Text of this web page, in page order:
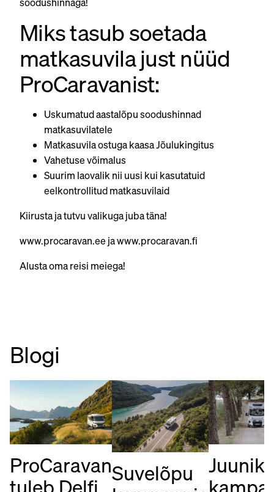
Miks tasub soetada
matkasuvila just nüüd
ProCaravanist:
Uskumatud aastalõpu soodushinnad
matkasuvilatele
Matkasuvila ostuga kaasa Jõulukingitus
Vahetuse võimalus
Suurim laovalik nii uusi kui kasutatuid
eelkontrollitud matkasuvilaid
Kiirusta ja tutvu valikuga juba täna!
www.procaravan.ee jawww.procaravan.fi
Alusta oma reisi meiega!
Blogi
ProCaravanSuvelõpu